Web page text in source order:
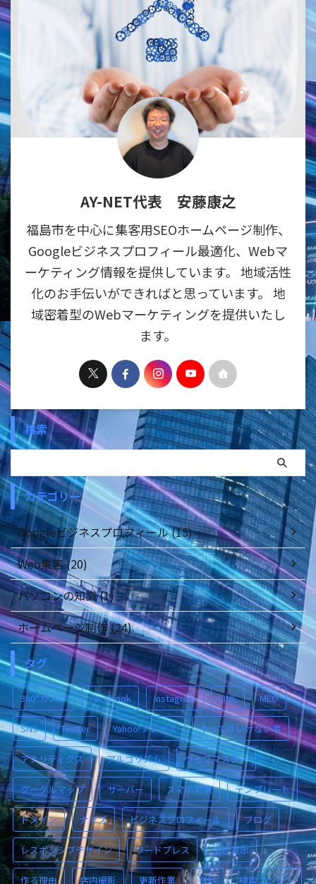
AY-NET代表 安藤康之
福島市を中心に集客用SEOホームページ制作、
Googleビジネスプロフィール最適化、Webマ
ーケティング情報を提供しています。 地域活性
化のお手伝いができればと思っています。 地
域密着型のWebマーケティングを提供いたし
ます。
検索
カテゴリー
Googleビジネスプロフィール (15)
Web集客 (20)
パソコンの知識 (1)
ホームページ制作 (24)
タグ
360°カメラ Facebook Instagram LINE MEO
SNS Twitter Yahoo!プレイス やってはいけない事
アナリティクス アルゴリズム ウェブマスター
グーグルマップ サーバー スマホ対策 テンプレート
ドメイン ナマズ ビジネスプロフィール ブログ
レスポンシブデザイン ワードプレス 上位表示
作る理由 店内撮影 更新作業 有料 検索エンジン